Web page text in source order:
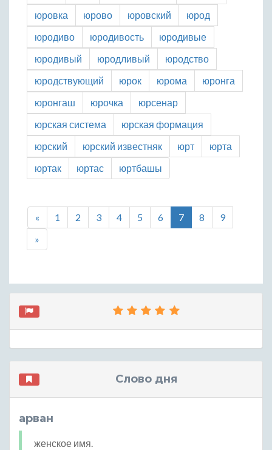
юровка
юрово юровский
юрод
юродиво
юродивость
юродивые
юродивый
юродливый
юродство
юродствующий
юрок юрома
юронга
юронгаш
юрочка
юрсенар
юрская система
юрская формация
юрский
юрский известняк юрт
юрта
юртак
юртас юртбашы
« 1 2 3 4 5 6 7 8
9
»
Слово дня
арван
женское имя.